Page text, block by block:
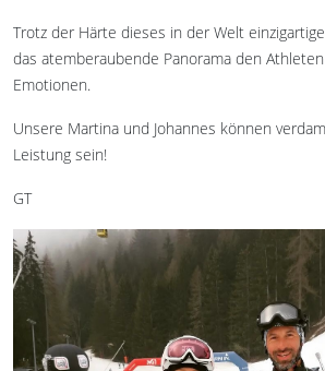
Trotz der Härte dieses in der Welt
das atemberaubende Panorama den
Emotionen.
Unsere Martina und Johannes können
Leistung sein!
GT